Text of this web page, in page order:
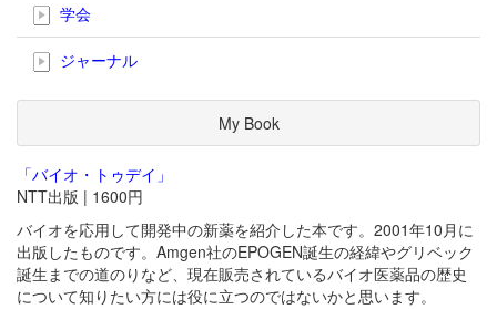
学会
ジャーナル
My Book
「バイオ・トゥデイ」
NTT出版 | 1600円
バイオを応用して開発中の新薬を紹介した本です。2001年10月に
出版したものです。Amgen社のEPOGEN誕生の経緯やグリベック
誕生までの道のりなど、現在販売されているバイオ医薬品の歴史
について知りたい方には役に立つのではないかと思います。